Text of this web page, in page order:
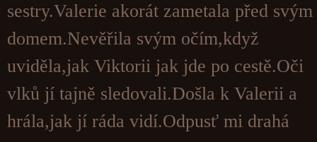
sestry.Valerie akorát zametala před svým
domem.Nevěřila svým očím,když
uviděla,jak Viktorii jak jde po cestě.Oči
vlků jí tajně sledovali.Došla k Valerii a
hrála,jak jí ráda vidí.Odpusť mi drahá